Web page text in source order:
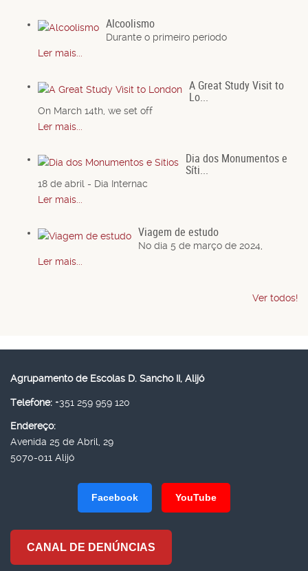
Alcoolismo
Durante o primeiro período
Ler mais...
A Great Study Visit to
Lo...
On March 14th, we set off
Ler mais...
Dia dos Monumentos e
Síti...
18 de abril - Dia Internac
Ler mais...
Viagem de estudo
No dia 5 de março de 2024,
Ler mais...
Ver todos!
Agrupamento de Escolas D. Sancho II, Alijó
Telefone: +351 259 959 120
Endereço:
Avenida 25 de Abril, 29
5070-011 Alijó
Facebook YouTube
CANAL DE DENÚNCIAS